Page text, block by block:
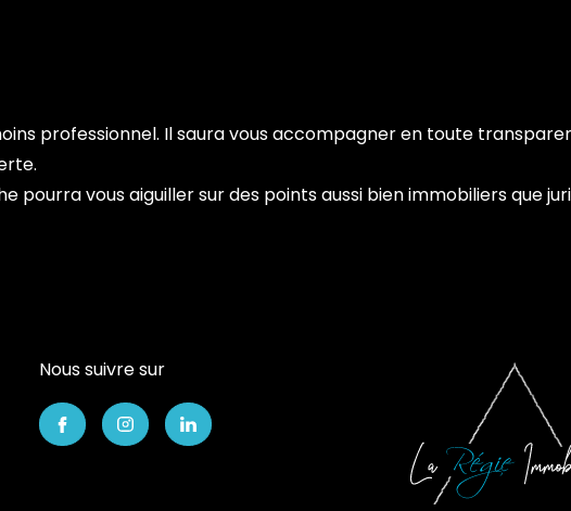
professionnel. Il saura vous accompagner en toute
pourra vous aiguiller sur des points aussi bien immobiliers que
Nous suivre sur